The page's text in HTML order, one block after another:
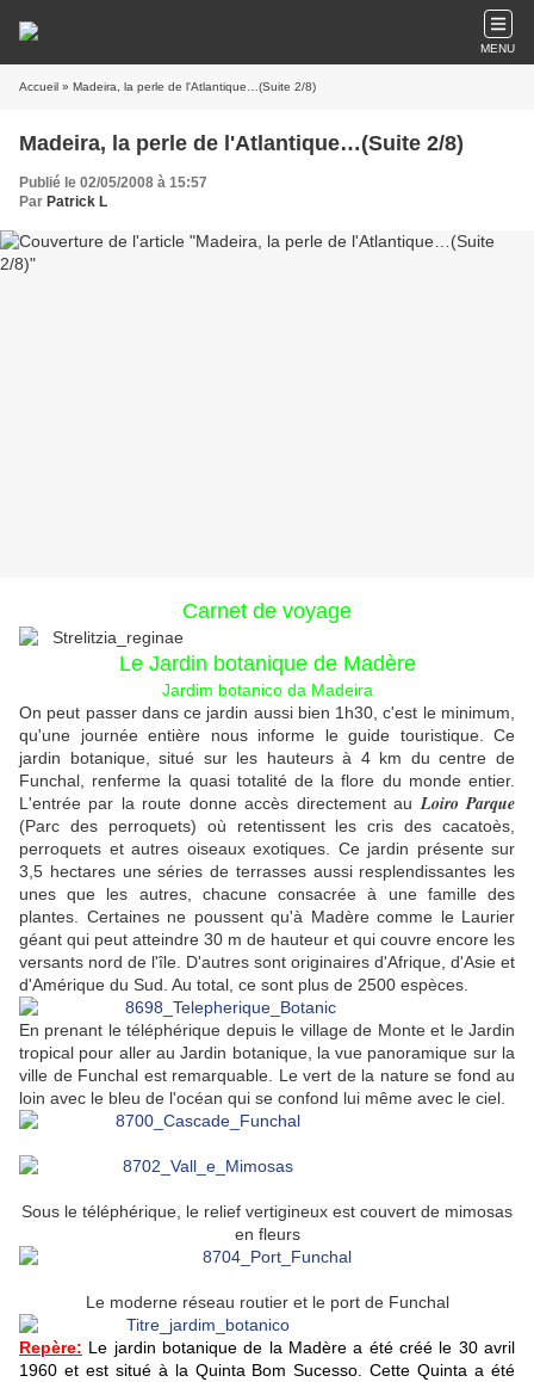
MENU
Accueil » Madeira, la perle de l'Atlantique…(Suite 2/8)
Madeira, la perle de l'Atlantique…(Suite 2/8)
Publié le 02/05/2008 à 15:57
Par Patrick L
Carnet de voyage
Le Jardin botanique de Madère
Jardim botanico da Madeira
On peut passer dans ce jardin aussi bien 1h30, c'est le minimum,
qu'une journée entière nous informe le guide touristique. Ce
jardin botanique, situé sur les hauteurs à 4 km du centre de
Funchal, renferme la quasi totalité de la flore du monde entier.
L'entrée par la route donne accès directement au Loiro Parque
(Parc des perroquets) où retentissent les cris des cacatoès,
perroquets et autres oiseaux exotiques. Ce jardin présente sur
3,5 hectares une séries de terrasses aussi resplendissantes les
unes que les autres, chacune consacrée à une famille des
plantes. Certaines ne poussent qu'à Madère comme le Laurier
géant qui peut atteindre 30 m de hauteur et qui couvre encore les
versants nord de l'île. D'autres sont originaires d'Afrique, d'Asie et
d'Amérique du Sud. Au total, ce sont plus de 2500 espèces.
En prenant le téléphérique depuis le village de Monte et le Jardin
tropical pour aller au Jardin botanique, la vue panoramique sur la
ville de Funchal est remarquable. Le vert de la nature se fond au
loin avec le bleu de l'océan qui se confond lui même avec le ciel.
Sous le téléphérique, le relief vertigineux est couvert de mimosas
en fleurs
Le moderne réseau routier et le port de Funchal
Repère: Le jardin botanique de la Madère a été créé le 30 avril
1960 et est situé à la Quinta Bom Sucesso. Cette Quinta a été